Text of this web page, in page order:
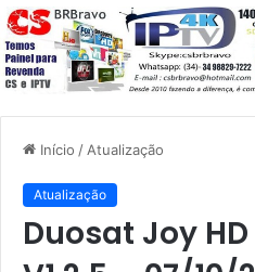
Início / Atualização
Atualização
Duosat Joy